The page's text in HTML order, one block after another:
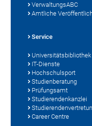
VerwaltungsABC
Amtliche
Service
Universitätsbibliothek
IT-Dienste
Hochschulsport
Studienberatung
Prüfungsamt
Studierendenkanzlei
Career Centre